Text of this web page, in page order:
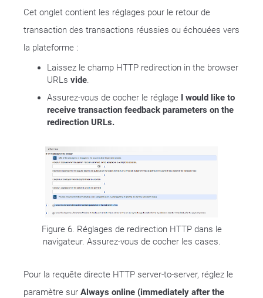
Cet onglet contient les réglages pour le retour de
transaction des transactions réussies ou échouées vers
la plateforme :
Laissez le champ HTTP redirection in the browser
URLs vide.
Assurez-vous de cocher le réglage I would like to
receive transaction feedback parameters on the
redirection URLs.
Figure 6. Réglages de redirection HTTP dans le
navigateur. Assurez-vous de cocher les cases.
Pour la requête directe HTTP server-to-server, réglez le
paramètre sur Always online (immediately after the